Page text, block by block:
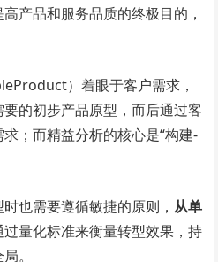
产品和服务品质的终极目的，
）着眼于客户需求，
的初步产品原型，而后通过客
；而精益分析的核心是“构建-
也需要遵循敏捷的原则， 从单
过量化标准来衡量转型效果，持
。